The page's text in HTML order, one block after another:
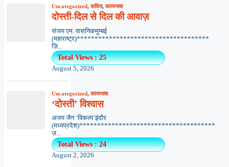
Uncategorized,कविता,काव्यभाषा
दोस्ती-दिल से दिल की आवाज़
संजय एम. वासनिकमुम्बई
(महाराष्ट्र)*************************************
ज़ि...
Total Views : 25
August 5, 2026
Uncategorized,काव्यभाषा
‘दोस्ती’ विश्वास
अजय जैन ‘विकल्प’इंदौर
(मध्यप्रदेश)**************************************
ज़...
Total Views : 24
August 2, 2026